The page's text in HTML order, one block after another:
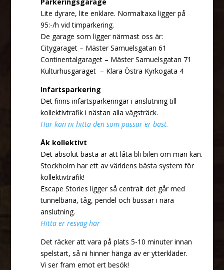
Lite dyrare, lite enklare. Normaltaxa ligger på
95:-/h vid timparkering.
De garage som ligger närmast oss är:
Citygaraget – Mäster Samuelsgatan 61
Continentalgaraget – Mäster Samuelsgatan 71
Kulturhusgaraget – Klara Östra Kyrkogata 4
Infartsparkering
Det finns infartsparkeringar i anslutning till
kollektivtrafik i nästan alla vägsträck.
Här kan ni hitta den som passar er bäst.
Åk kollektivt
Det absolut bästa är att låta bli bilen om man kan.
Stockholm har ett av världens bästa system för
kollektivtrafik!
Escape Stories ligger så centralt det går med
tunnelbana, tåg, pendel och bussar i nära
anslutning.
Hitta er resväg här
Det räcker att vara på plats 5-10 minuter innan
spelstart, så ni hinner hänga av er ytterkläder.
Vi ser fram emot ert besök!